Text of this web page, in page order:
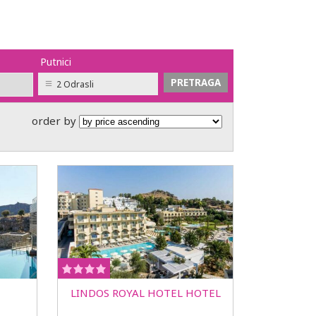
Putnici
2 Odrasli
order by
LINDOS ROYAL HOTEL HOTEL